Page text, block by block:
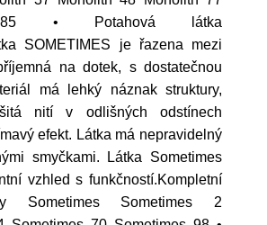
85 • Potahová látka
SOMETIMES je řazena mezi
na dotek, s dostatečnou
má lehký náznak struktury,
nití v odlišných odstínech
efekt. Látka má nepravidelný
smyčkami. Látka Sometimes
vzhled s funkčností.Kompletní
Sometimes Sometimes 2